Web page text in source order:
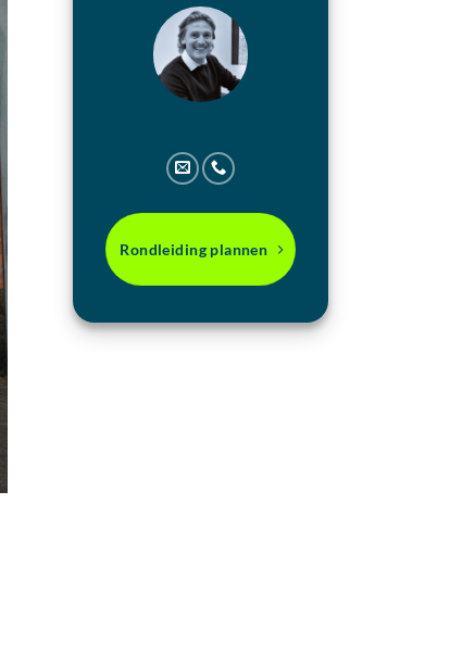
Rondleiding plannen